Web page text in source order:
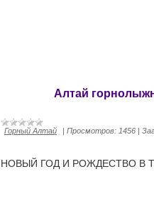
Алтай
Горный Алтай | Просмотров: 1456 |
НОВЫЙ ГОД И РОЖДЕСТВО В